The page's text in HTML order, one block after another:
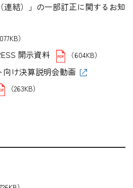
連結）」の一部訂正に関するお知
）
開示資料 （604KB）
け決算説明会動画
（263KB）